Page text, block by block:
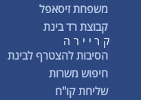
משפחת זיסאפל
קבוצת רד בינת
קריירה
הסיבות להצטרף לבינת
חיפוש משרות
שליחת קו"ח